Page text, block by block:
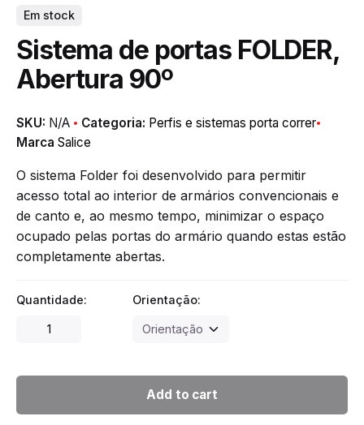
Em stock
Sistema de portas FOLDER,
Abertura 90º
SKU: N/A Categoria: Perfis e sistemas porta correr
Marca Salice
O sistema Folder foi desenvolvido para permitir
acesso total ao interior de armários convencionais e
de canto e, ao mesmo tempo, minimizar o espaço
ocupado pelas portas do armário quando estas estão
completamente abertas.
Quantidade:
Sistema
FOLDER,
90º
Orientação:
Add to cart